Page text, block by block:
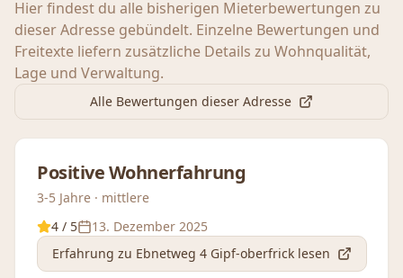
Hier findest du alle bisherigen Mieterbewertungen zu
dieser Adresse gebündelt. Einzelne Bewertungen und
Freitexte liefern zusätzliche Details zu Wohnqualität,
Lage und Verwaltung.
Alle Bewertungen dieser Adresse
Positive Wohnerfahrung
3-5 Jahre · mittlere
4 / 5
13. Dezember 2025
Erfahrung zu Ebnetweg 4 Gipf-oberfrick lesen